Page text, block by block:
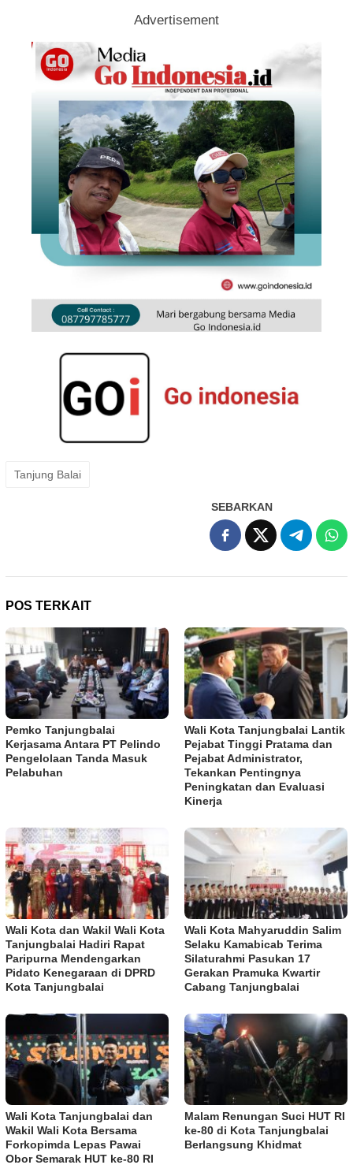
Advertisement
Tanjung Balai
SEBARKAN
POS TERKAIT
Pemko Tanjungbalai
Kerjasama Antara PT Pelindo
Pengelolaan Tanda Masuk
Pelabuhan
Wali Kota Tanjungbalai Lantik
Pejabat Tinggi Pratama dan
Pejabat Administrator,
Tekankan Pentingnya
Peningkatan dan Evaluasi
Kinerja
Wali Kota dan Wakil Wali Kota
Tanjungbalai Hadiri Rapat
Paripurna Mendengarkan
Pidato Kenegaraan di DPRD
Kota Tanjungbalai
Wali Kota Mahyaruddin Salim
Selaku Kamabicab Terima
Silaturahmi Pasukan 17
Gerakan Pramuka Kwartir
Cabang Tanjungbalai
Wali Kota Tanjungbalai dan
Wakil Wali Kota Bersama
Forkopimda Lepas Pawai
Obor Semarak HUT ke-80 RI
Malam Renungan Suci HUT RI
ke-80 di Kota Tanjungbalai
Berlangsung Khidmat